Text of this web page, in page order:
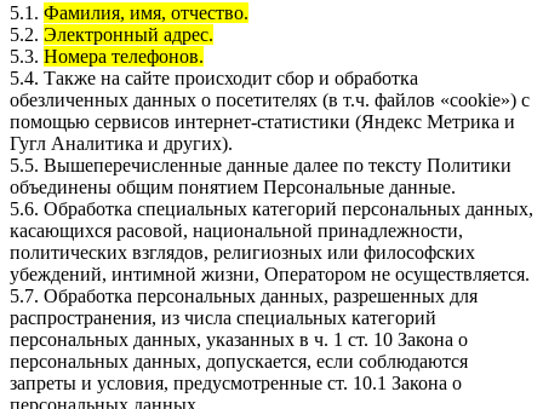
5.1. Фамилия, имя, отчество.
5.2. Электронный адрес.
5.3. Номера телефонов.
5.4. Также на сайте происходит сбор и обработка
обезличенных данных о посетителях (в т.ч. файлов «cookie») с
помощью сервисов интернет-статистики (Яндекс Метрика и
Гугл Аналитика и других).
5.5. Вышеперечисленные данные далее по тексту Политики
объединены общим понятием Персональные данные.
5.6. Обработка специальных категорий персональных данных,
касающихся расовой, национальной принадлежности,
политических взглядов, религиозных или философских
убеждений, интимной жизни, Оператором не осуществляется.
5.7. Обработка персональных данных, разрешенных для
распространения, из числа специальных категорий
персональных данных, указанных в ч. 1 ст. 10 Закона о
персональных данных, допускается, если соблюдаются
запреты и условия, предусмотренные ст. 10.1 Закона о
персональных данных.